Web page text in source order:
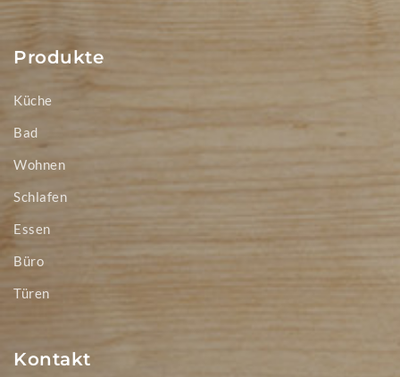
Produkte
Küche
Bad
Wohnen
Schlafen
Essen
Büro
Türen
Kontakt